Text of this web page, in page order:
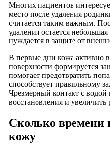
Многих пациентов
место после удаления
считается таким важным.
удаления остается
нуждается в защите от
В первые дни кожа активно
поверхности формируется
помогает предотвратить
способствует правильному
Чрезмерный контакт с
восстановления и
Сколько времени
кожу